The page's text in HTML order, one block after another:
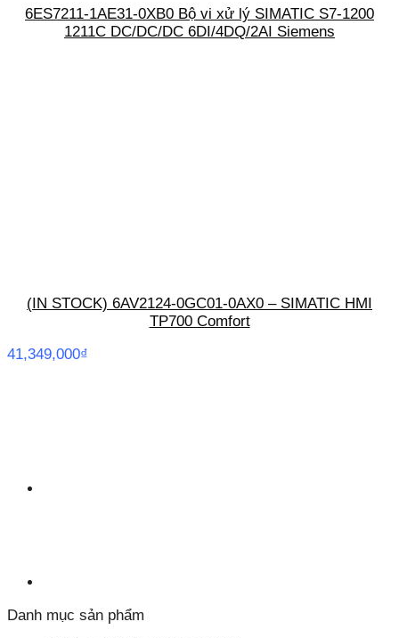
6ES7211-1AE31-0XB0 Bộ vi xử lý SIMATIC S7-1200
1211C DC/DC/DC 6DI/4DQ/2AI Siemens
(IN STOCK) 6AV2124-0GC01-0AX0 – SIMATIC HMI
TP700 Comfort
41,349,000₫
Danh mục sản phẩm